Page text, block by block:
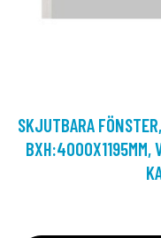
SKJUTBARA
BXH:4000X1195MM,